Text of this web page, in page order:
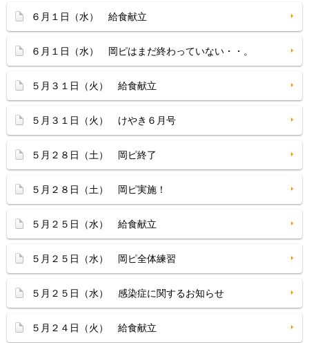
６月１日（水） 給食献立
６月１日（水） 岡ピはまだ終わっていない・・。
５月３１日（火） 給食献立
５月３１日（火） けやき６月号
５月２８日（土） 岡ピ終了
５月２８日（土） 岡ピ実施！
５月２５日（水） 給食献立
５月２５日（水） 岡ピ全体練習
５月２５日（水） 感染症に関するお知らせ
５月２４日（火） 給食献立